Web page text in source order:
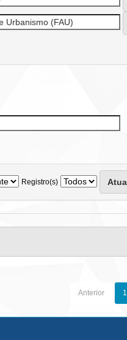
Registro(s)
Anterior 1